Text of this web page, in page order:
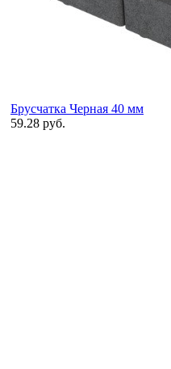
Брусчатка Черная 40 мм
59.28 руб.